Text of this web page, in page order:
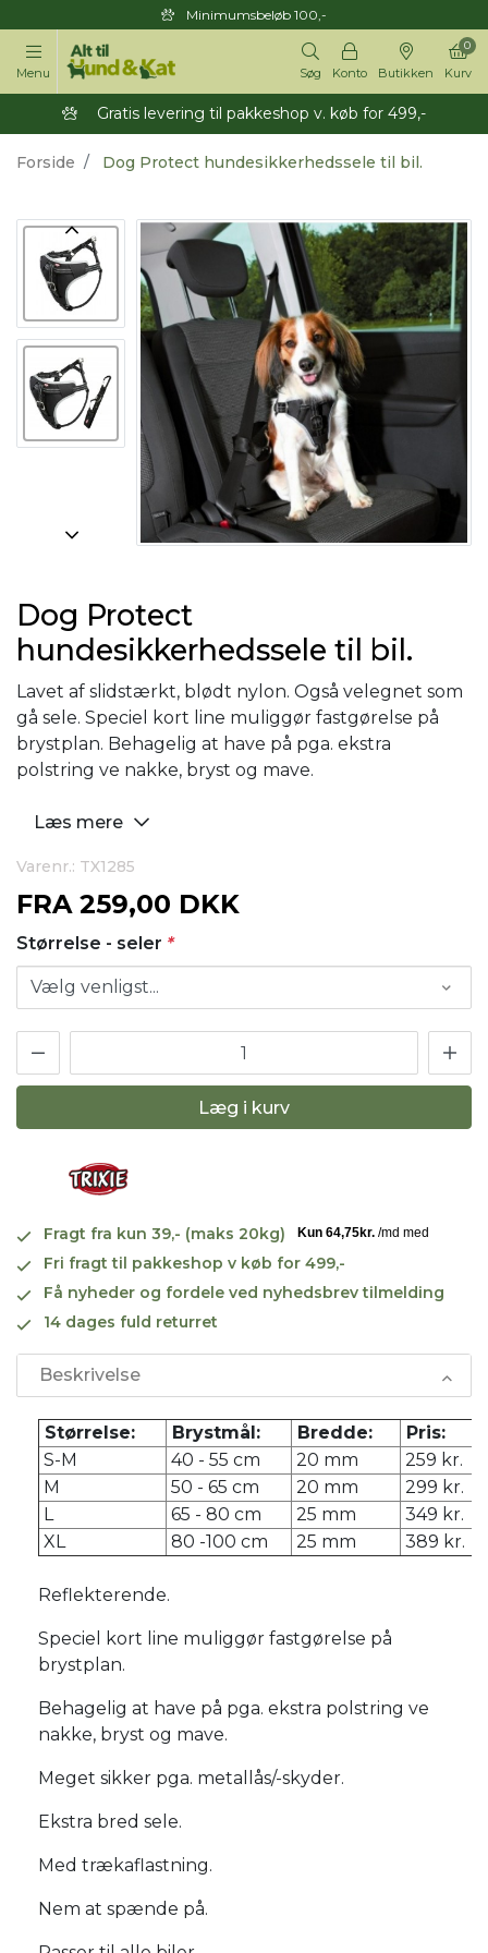
Minimumsbeløb 100,-
Menu Søg Konto Butikken Kurv
0
Gratis levering til pakkeshop v. køb for 499,-
Forside Dog Protect hundesikkerhedssele til bil.
Dog Protect
hundesikkerhedssele til bil.
Lavet af slidstærkt, blødt nylon. Også velegnet som
gå sele. Speciel kort line muliggør fastgørelse på
brystplan. Behagelig at have på pga. ekstra
polstring ve nakke, bryst og mave.
Læs mere
Varenr.: TX1285
FRA 259,00 DKK
Størrelse - seler *
Læg i kurv
Fragt fra kun 39,- (maks 20kg)
Fri fragt til pakkeshop v køb for 499,-
Få nyheder og fordele ved nyhedsbrev tilmelding
14 dages fuld returret
Beskrivelse
Størrelse: Brystmål: Bredde:
Pris:
S-M
40 - 55 cm 20 mm
259 kr.
M
50 - 65 cm 20 mm
299 kr.
L
65 - 80 cm 25 mm
349 kr.
XL
80 -100 cm 25 mm 389 kr.
Reflekterende.
Speciel kort line muliggør fastgørelse på
brystplan.
Behagelig at have på pga. ekstra polstring ve
nakke, bryst og mave.
Meget sikker pga. metallås/-skyder.
Ekstra bred sele.
Med trækaflastning.
Nem at spænde på.